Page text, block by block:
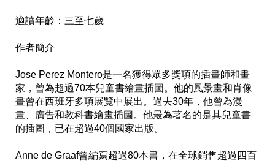
適讀年齡：三至七歲
作者簡介
Jose Perez Montero是一名獲得眾多獎項的插畫師和畫
家，曾為超過70本兒童書繪畫插圖。他的風景畫和肖像
畫曾在西班牙多項展覽中展出。過去30年，他曾為漫
畫、廣告和教科書繪畫插圖。他最為著名的是其兒童書
的插圖，已在超過40個國家出版。
Anne de Graaf曾編寫超過80本書，在全球銷售超過四百